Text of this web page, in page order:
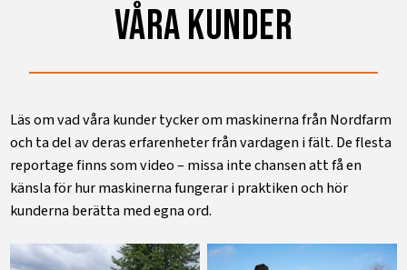
Våra kunder
Läs om vad våra kunder tycker om maskinerna från Nordfarm
och ta del av deras erfarenheter från vardagen i fält. De flesta
reportage finns som video – missa inte chansen att få en
känsla för hur maskinerna fungerar i praktiken och hör
kunderna berätta med egna ord.